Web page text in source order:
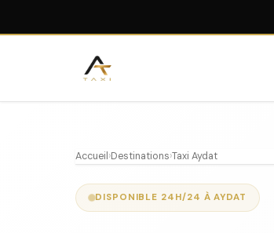
Accueil ›Destinations›Taxi Aydat
DISPONIBLE 24H/24 À AYDAT